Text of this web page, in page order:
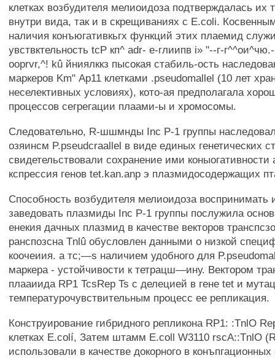
клетках возбудителя мелиоидоза подтверждалась их
внутри вида, так и в скрещиваниях с E.coli.
наличия конъюгативкьгх функций этих плаемид
увствктельность tcP кп^ adr- е-глиипв i» "--г-
ooprvr,^! kû йниялккз пысокая стабиль-ость
маркеров Km" Ар11 клетками .pseudomallel (10 лет
неселективных условиях), кото-ая предполагала
процессов сегрегации плаами-ы и хромосомы.
Следовательно, R-шшмнды Inc Р-1 группы
озяинсм P.pseudcraallel в виде единых генетических
свидетельствовали сохранение ими коныогативности
кспрессия генов tet.kan.anp э плазмидосодержащих
Способность возбудителя мелиоидоза воспринимать
заведовать плазмиды Inc Р-1 группы послужила
енекия дачных плазмид в качестве векторов
ранспозсна Tnlû обусловлен данными о низкой
коочеиия. а тс;—s наличием удобного для
маркера - устойчивости к тетрацш—ину. Вектором
плааиида RP1 TcsRep Ts с делецией в гене tet и
температурочувствительным процесс ее репликация.
Конструирование гибридного репликона RP1: :TnlO
клетках E.colí, Затем штамм E.coll W3110 rscA::TnlO
использовали в качестве докорного в